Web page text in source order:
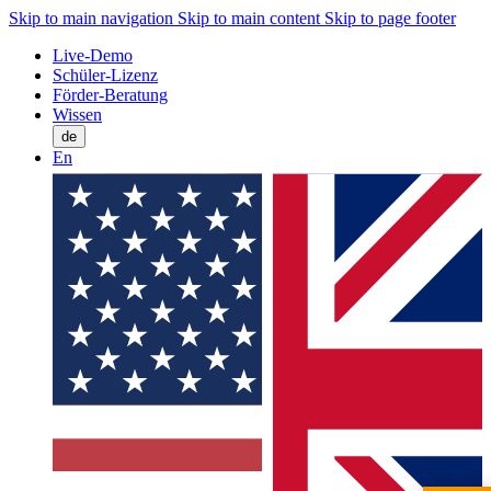
Skip to main navigation Skip to main content Skip to page footer
Live-Demo
Schüler-Lizenz
Förder-Beratung
Wissen
de
En